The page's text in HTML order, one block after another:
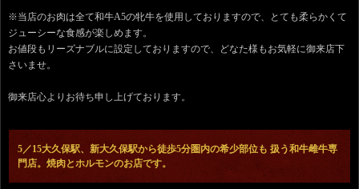
※当店のお肉は全て和牛A5の牝牛を使用しておりますので、とても柔らかくて
ジューシーな食感が楽しめます。
お値段もリーズナブルに設定しておりますので、どなた様もお気軽に御来店下
さいませ。
御来店心よりお待ち申し上げております。
5／15大久保駅、新大久保駅から徒歩5分圏内の希少部位も 扱う和牛雌牛専
門店。焼肉とホルモンのお店です。